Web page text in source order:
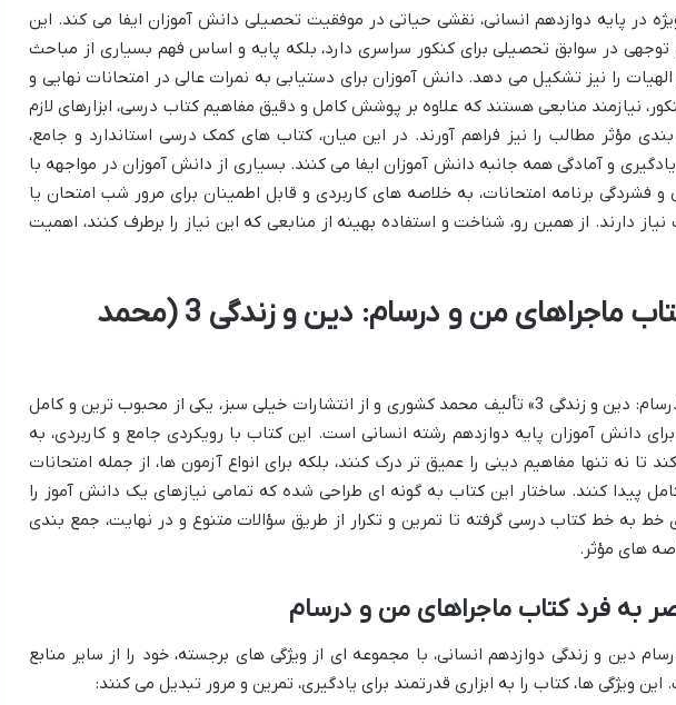
در پایه دوازدهم انسانی، نقشی حیاتی در موفقیت تحصیلی دانش آموزان ایفا می کند. این
در سوابق تحصیلی برای کنکور سراسری دارد، بلکه پایه و اساس فهم بسیاری از مباحث
الهیات را نیز تشکیل می دهد. دانش آموزان برای دستیابی به نمرات عالی در امتحانات نهایی و
نیازمند منابعی هستند که علاوه بر پوشش کامل و دقیق مفاهیم کتاب درسی، ابزارهای لازم
مؤثر مطالب را نیز فراهم آورند. در این میان، کتاب های کمک درسی استاندارد و جامع،
و آمادگی همه جانبه دانش آموزان ایفا می کنند. بسیاری از دانش آموزان در مواجهه با
فشردگی برنامه امتحانات، به خلاصه های کاربردی و قابل اطمینان برای مرور شب امتحان یا
دارند. از همین رو، شناخت و استفاده بهینه از منابعی که این نیاز را برطرف کنند، اهمیت
معرفی جامع کتاب ماجراهای من و درسام: دین و زندگی 3 (محمد
کتاب «ماجراهای من و درسام: دین و زندگی 3» تألیف محمد کشوری و از انتشارات خیلی سبز، یکی از محبوب ترین و کامل
دانش آموزان پایه دوازدهم رشته انسانی است. این کتاب با رویکردی جامع و کاربردی، به
تا نه تنها مفاهیم دینی را عمیق تر درک کنند، بلکه برای انواع آزمون ها، از جمله امتحانات
کامل پیدا کنند. ساختار این کتاب به گونه ای طراحی شده که تمامی نیازهای یک دانش آموز را
به خط کتاب درسی گرفته تا تمرین و تکرار از طریق سؤالات متنوع و در نهایت، جمع بندی
های مؤثر.
به فرد کتاب ماجراهای من و درسام
دین و زندگی دوازدهم انسانی، با مجموعه ای از ویژگی های برجسته، خود را از سایر منابع
ویژگی ها، کتاب را به ابزاری قدرتمند برای یادگیری، تمرین و مرور تبدیل می کنند: